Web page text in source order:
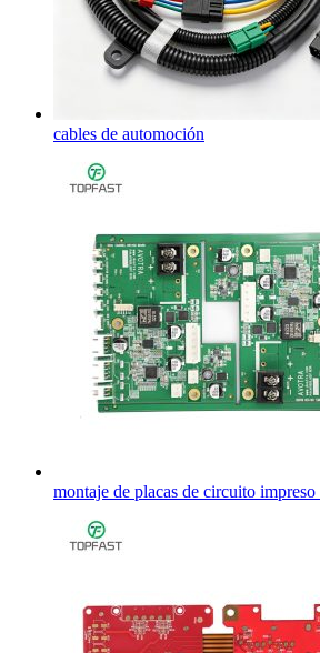
cables de automoción
montaje de placas de circuito impreso